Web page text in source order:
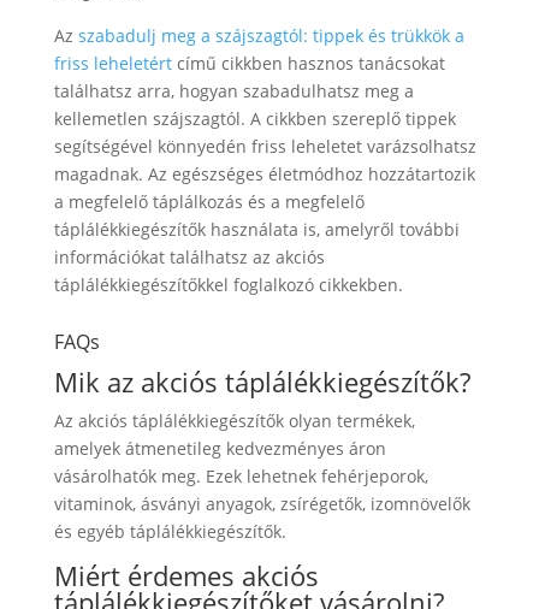
Az szabadulj meg a szájszagtól: tippek és trükkök a
friss leheletértcímű cikkben hasznos tanácsokat
találhatsz arra, hogyan szabadulhatsz meg a
kellemetlen szájszagtól. A cikkben szereplő tippek
segítségével könnyedén friss leheletet varázsolhatsz
magadnak. Az egészséges életmódhoz hozzátartozik
a megfelelő táplálkozás és a megfelelő
táplálékkiegészítők használata is, amelyről további
információkat találhatsz az akciós
táplálékkiegészítőkkel foglalkozó cikkekben.
FAQs
Mik az akciós táplálékkiegészítők?
Az akciós táplálékkiegészítők olyan termékek,
amelyek átmenetileg kedvezményes áron
vásárolhatók meg. Ezek lehetnek fehérjeporok,
vitaminok, ásványi anyagok, zsírégetők, izomnövelők
és egyéb táplálékkiegészítők.
Miért érdemes akciós